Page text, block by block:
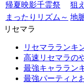
帰夏映影千霊祭
狙
まったりリズム～ 地
リセマラ
リセマラランキ
高速リセマラの
最強キャララン
最強パーティと